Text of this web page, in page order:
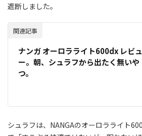
遮断しました。
関連記事
ナンガ オーロラライト600dx レビュ
ー。朝、シュラフから出たく無いや
つ。
シュラフは、NANGAのオーロラライト